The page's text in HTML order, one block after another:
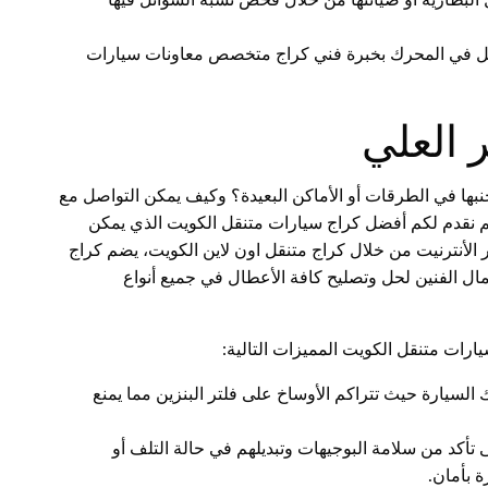
في المحرك بخبرة فني كراج متخصص معاونات سيارات
العلي
في الطرقات أو الأماكن البعيدة؟ وكيف يمكن التواصل مع
نقدم لكم أفضل كراج سيارات متنقل الكويت الذي يمكن
من خلال كراج متنقل اون لاين الكويت، يضم كراج
الفنين لحل وتصليح كافة الأعطال في جميع أنواع
متنقل الكويت المميزات التالية:
حيث تتراكم الأوساخ على فلتر البنزين مما يمنع
من سلامة البوجيهات وتبديلهم في حالة التلف أو
بأمان.